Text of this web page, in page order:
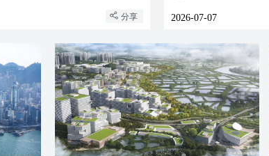
分享 2026-07-07